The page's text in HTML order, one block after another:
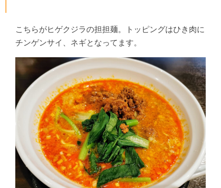
こちらがヒゲクジラの担担麺。トッピングはひき肉に
チンゲンサイ、ネギとなってます。